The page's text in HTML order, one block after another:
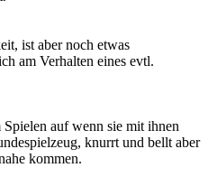
ist aber noch etwas
am Verhalten eines evtl.
auf wenn sie mit ihnen
knurrt und bellt aber
kommen.